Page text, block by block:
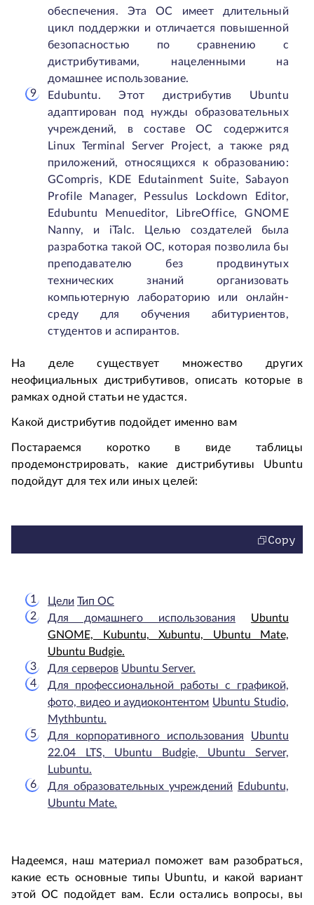
обеспечения. Эта ОС имеет длительный
цикл поддержки и отличается повышенной
безопасностью по сравнению с
дистрибутивами, нацеленными на
домашнее использование.
Edubuntu. Этот дистрибутив Ubuntu
адаптирован под нужды образовательных
учреждений, в составе ОС содержится
Linux Terminal Server Project, а также ряд
приложений, относящихся к образованию:
GCompris, KDE Edutainment Suite, Sabayon
Profile Manager, Pessulus Lockdown Editor,
Edubuntu Menueditor, LibreOffice, GNOME
Nanny, и iTalc. Целью создателей была
разработка такой ОС, которая позволила бы
преподавателю без продвинутых
технических знаний организовать
компьютерную лабораторию или онлайн-
среду для обучения абитуриентов,
студентов и аспирантов.
На деле существует множество других
неофициальных дистрибутивов, описать которые в
рамках одной статьи не удастся.
Какой дистрибутив подойдет именно вам
Постараемся коротко в виде таблицы
продемонстрировать, какие дистрибутивы Ubuntu
подойдут для тех или иных целей:
Copy
Цели Тип ОС
Для домашнего использования
Ubuntu
GNOME, Kubuntu, Xubuntu, Ubuntu Mate,
Ubuntu Budgie.
Для серверов Ubuntu Server.
Для профессиональной работы с графикой,
фото, видео и аудиоконтентом Ubuntu Studio,
Mythbuntu.
Для корпоративного использования
Ubuntu
22.04 LTS, Ubuntu Budgie, Ubuntu Server,
Lubuntu.
Для образовательных учреждений
Edubuntu,
Ubuntu Mate.
Надеемся, наш материал поможет вам разобраться,
какие есть основные типы Ubuntu, и какой вариант
этой ОС подойдет вам. Если остались вопросы, вы